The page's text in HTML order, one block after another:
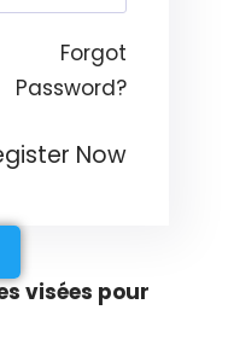
Forgot
Password?
Now
visées pour